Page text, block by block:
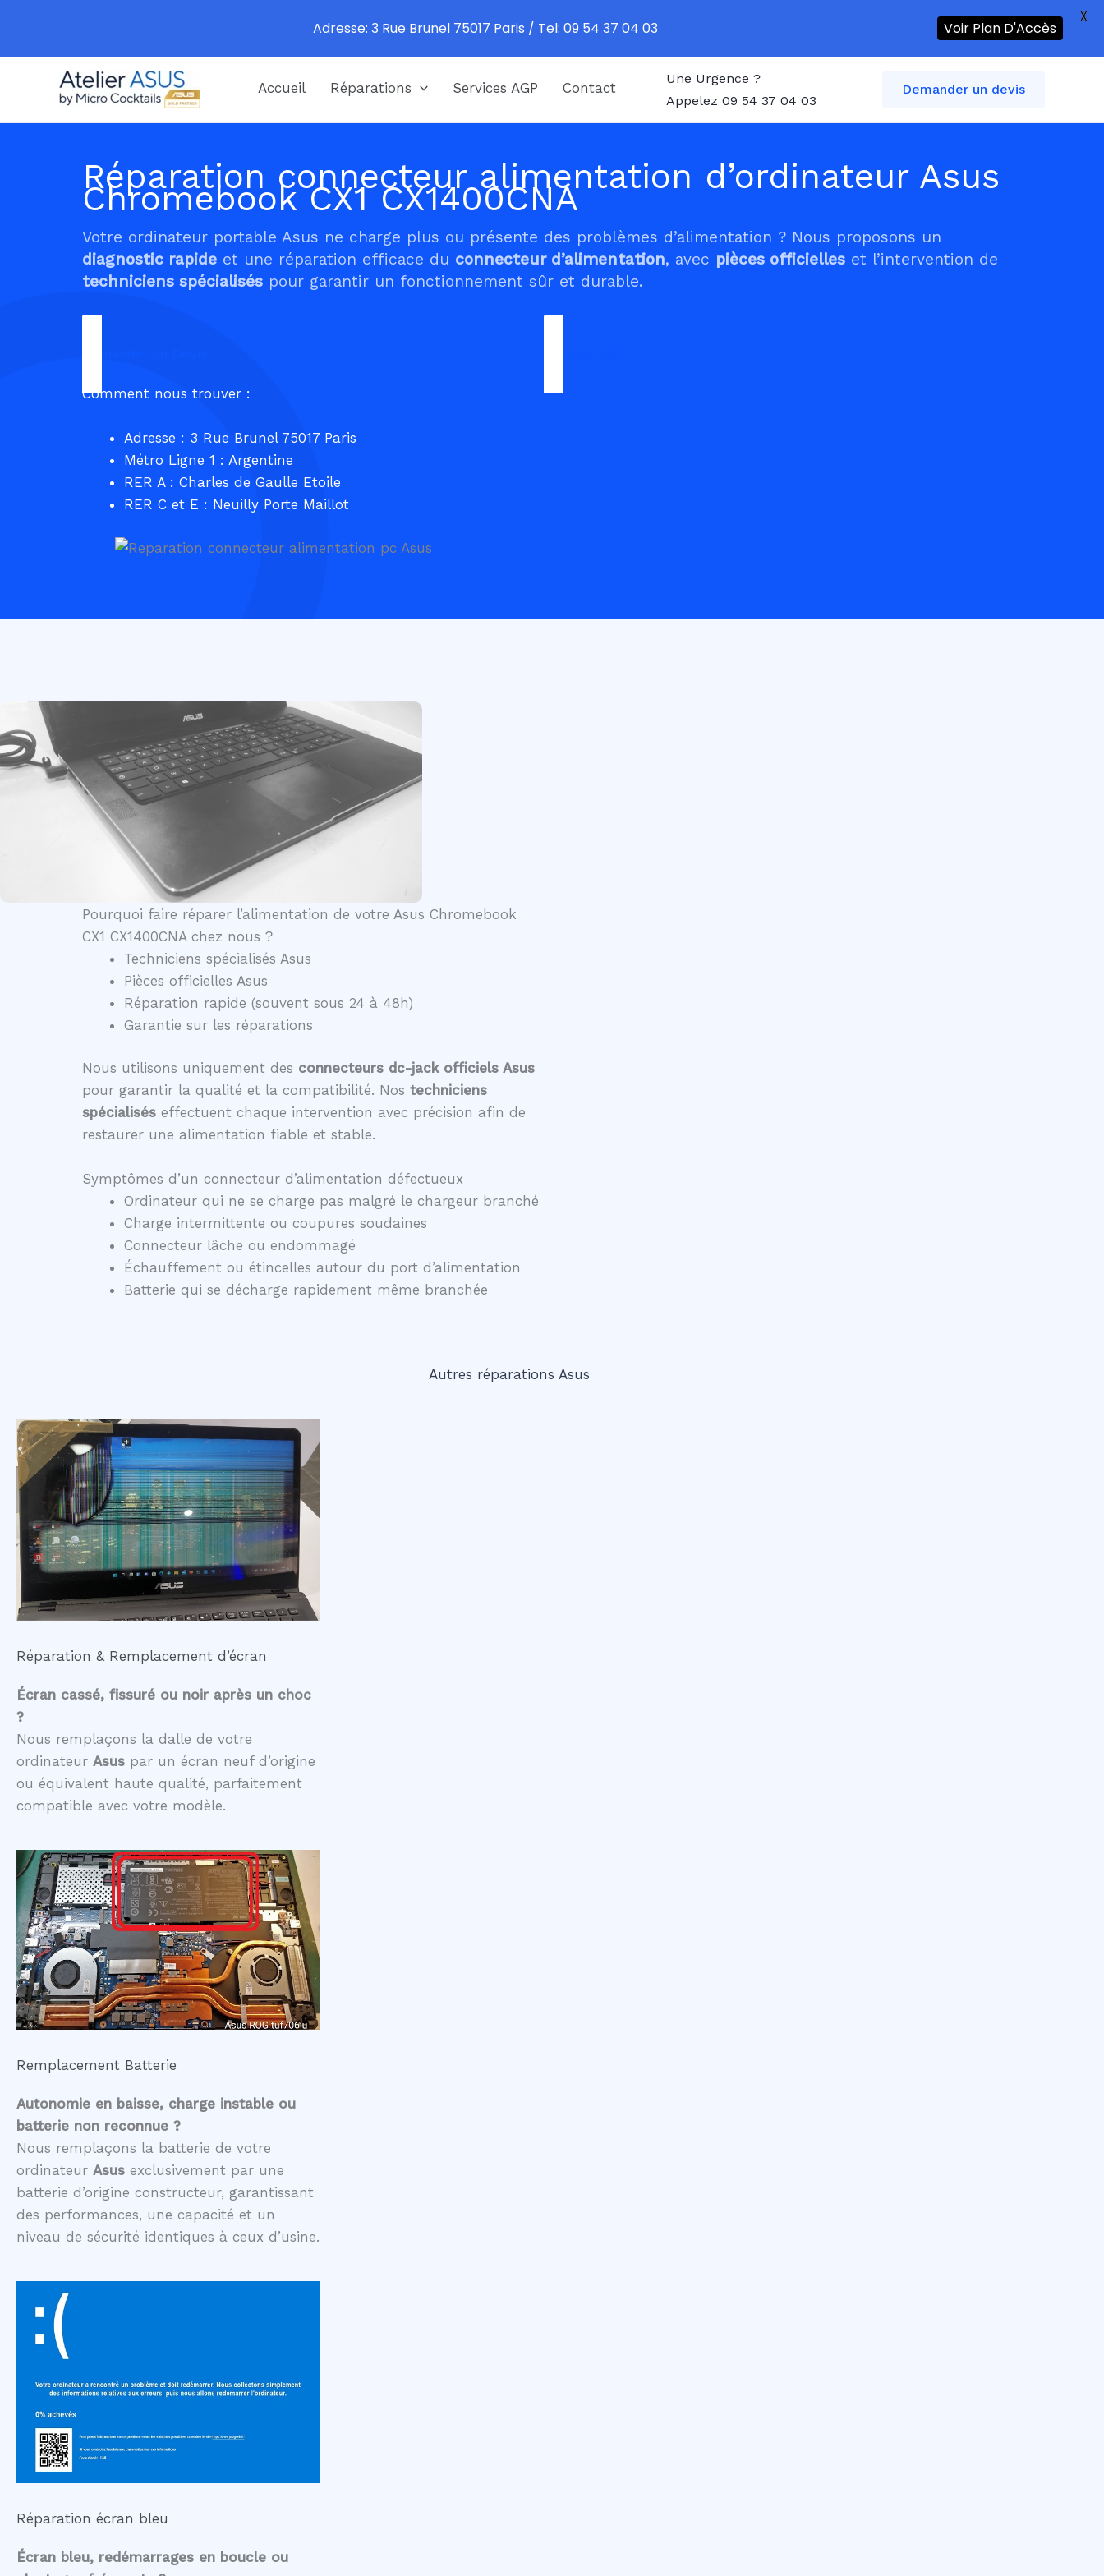
Accueil Réparations Services AGP Contact
Une Urgence ?
Appelez 09 54 37 04 03
Demander un devis
Réparation connecteur alimentation d’ordinateur Asus
Chromebook CX1 CX1400CNA
Votre ordinateur portable Asus ne charge plus ou présente des problèmes d’alimentation ? Nous proposons un
diagnostic rapide et une réparation efficace du connecteur d’alimentation, avec pièces officielles et l’intervention de
techniciens spécialisés pour garantir un fonctionnement sûr et durable.
Comment nous trouver :
Adresse : 3 Rue Brunel 75017 Paris
Métro Ligne 1 : Argentine
RER A : Charles de Gaulle Etoile
RER C et E : Neuilly Porte Maillot
Pourquoi faire réparer l’alimentation de votre Asus Chromebook
CX1 CX1400CNA chez nous ?
Techniciens spécialisés Asus
Pièces officielles Asus
Réparation rapide (souvent sous 24 à 48h)
Garantie sur les réparations
Nous utilisons uniquement des connecteurs dc-jack officiels Asus
pour garantir la qualité et la compatibilité. Nos techniciens
spécialisés effectuent chaque intervention avec précision afin de
restaurer une alimentation fiable et stable.
Symptômes d’un connecteur d’alimentation défectueux
Ordinateur qui ne se charge pas malgré le chargeur branché
Charge intermittente ou coupures soudaines
Connecteur lâche ou endommagé
Échauffement ou étincelles autour du port d’alimentation
Batterie qui se décharge rapidement même branchée
Autres réparations Asus
Réparation & Remplacement d’écran
Écran cassé, fissuré ou noir après un choc
?
Nous remplaçons la dalle de votre
ordinateur Asus par un écran neuf d’origine
ou équivalent haute qualité, parfaitement
compatible avec votre modèle.
Remplacement Batterie
Autonomie en baisse, charge instable ou
batterie non reconnue ?
Nous remplaçons la batterie de votre
ordinateur Asus exclusivement par une
batterie d’origine constructeur, garantissant
des performances, une capacité et un
niveau de sécurité identiques à ceux d’usine.
Réparation écran bleu
Écran bleu, redémarrages en boucle ou
Adresse: 3 Rue Brunel 75017 Paris / Tel: 09 54 37 04 03 Voir Plan D'Accès
X